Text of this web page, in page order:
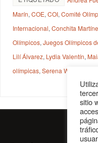
Marín,COE,COI,Comité
Internacional,Conchita
Olímpicos,Juegos Olímpicos
Lilí Álvarez, Lydia Valentín,
olímpicas,Serena Wiliams
sitio